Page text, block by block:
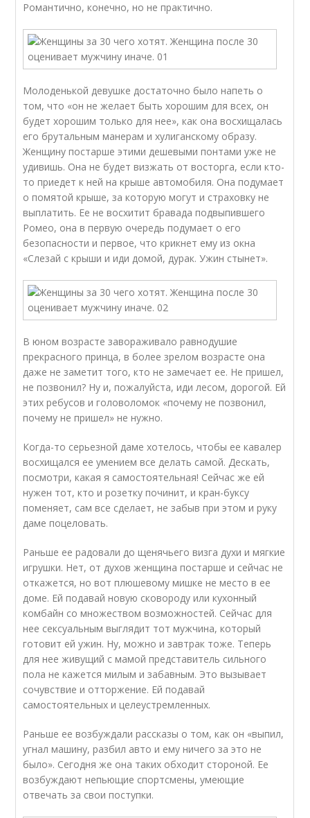
Романтично, конечно, но не практично.
Молоденькой девушке достаточно было напеть о
том, что «он не желает быть хорошим для всех, он
будет хорошим только для нее», как она восхищалась
его брутальным манерам и хулиганскому образу.
Женщину постарше этими дешевыми понтами уже не
удивишь. Она не будет визжать от восторга, если кто-
то приедет к ней на крыше автомобиля. Она подумает
о помятой крыше, за которую могут и страховку не
выплатить. Ее не восхитит бравада подвыпившего
Ромео, она в первую очередь подумает о его
безопасности и первое, что крикнет ему из окна
«Слезай с крыши и иди домой, дурак. Ужин стынет».
В юном возрасте завораживало равнодушие
прекрасного принца, в более зрелом возрасте она
даже не заметит того, кто не замечает ее. Не пришел,
не позвонил? Ну и, пожалуйста, иди лесом, дорогой. Ей
этих ребусов и головоломок «почему не позвонил,
почему не пришел» не нужно.
Когда-то серьезной даме хотелось, чтобы ее кавалер
восхищался ее умением все делать самой. Дескать,
посмотри, какая я самостоятельная! Сейчас же ей
нужен тот, кто и розетку починит, и кран-буксу
поменяет, сам все сделает, не забыв при этом и руку
даме поцеловать.
Раньше ее радовали до щенячьего визга духи и мягкие
игрушки. Нет, от духов женщина постарше и сейчас не
откажется, но вот плюшевому мишке не место в ее
доме. Ей подавай новую сковороду или кухонный
комбайн со множеством возможностей. Сейчас для
нее сексуальным выглядит тот мужчина, который
готовит ей ужин. Ну, можно и завтрак тоже. Теперь
для нее живущий с мамой представитель сильного
пола не кажется милым и забавным. Это вызывает
сочувствие и отторжение. Ей подавай
самостоятельных и целеустремленных.
Раньше ее возбуждали рассказы о том, как он «выпил,
угнал машину, разбил авто и ему ничего за это не
было». Сегодня же она таких обходит стороной. Ее
возбуждают непьющие спортсмены, умеющие
отвечать за свои поступки.